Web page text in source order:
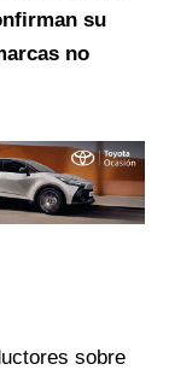
su
no
sobre